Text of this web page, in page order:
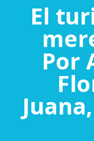
El
Por